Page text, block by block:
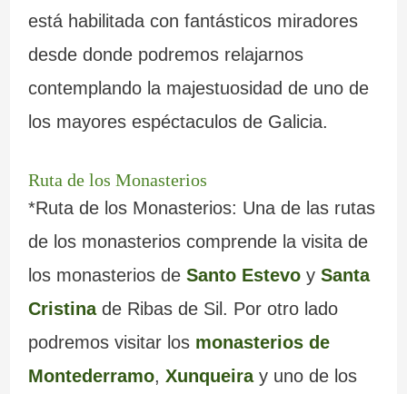
está habilitada con fantásticos miradores
desde donde podremos relajarnos
contemplando la majestuosidad de uno de
los mayores espéctaculos de Galicia.
Ruta de los Monasterios
*Ruta de los Monasterios: Una de las rutas
de los monasterios comprende la visita de
los monasterios de Santo Estevoy Santa
Cristinade Ribas de Sil. Por otro lado
podremos visitar los monasterios de
Montederramo, Xunqueiray uno de los